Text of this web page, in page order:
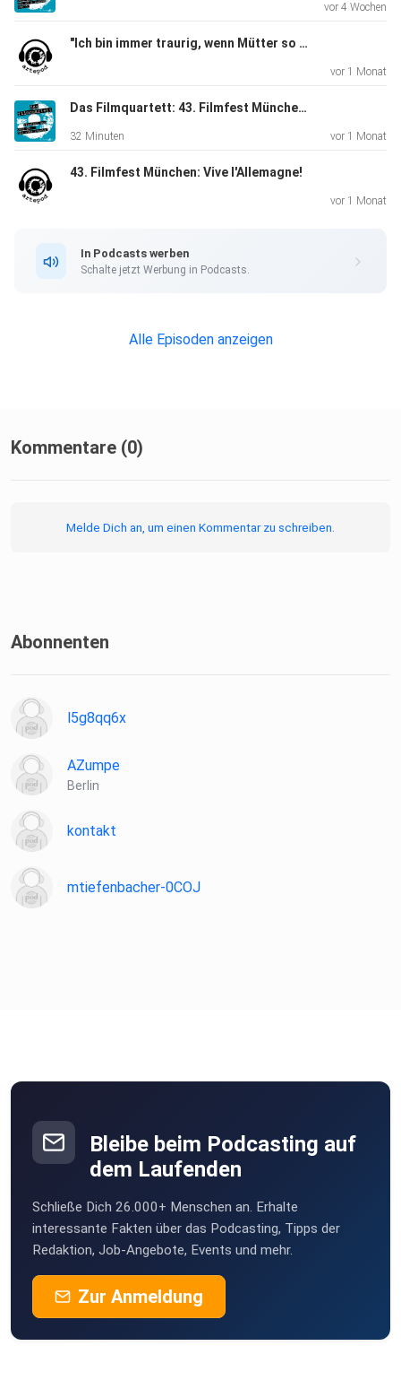
vor 4 Wochen
"Ich bin immer traurig, wenn Mütter so einseitig verurteilt werden." Schauspielerin Corinna Harfouch und Regisseurin Pauline Roenneberg über Hilflosigkeit und Manipulation und ihre Zusammenarbeit in "Kalter Hund"
vor 1 Monat
Das Filmquartett: 43. Filmfest München, Folge 02: CineRebels
32 Minuten vor 1 Monat
43. Filmfest München: Vive l'Allemagne!
vor 1 Monat
In Podcasts werben
Schalte jetzt Werbung in Podcasts.
Alle Episoden anzeigen
Kommentare (0)
Melde Dich an, um einen Kommentar zu schreiben.
Abonnenten
l5g8qq6x
AZumpe
Berlin
kontakt
mtiefenbacher-0COJ
Bleibe beim Podcasting auf
dem Laufenden
Schließe Dich 26.000+ Menschen an. Erhalte
interessante Fakten über das Podcasting, Tipps der
Redaktion, Job-Angebote, Events und mehr.
Zur Anmeldung